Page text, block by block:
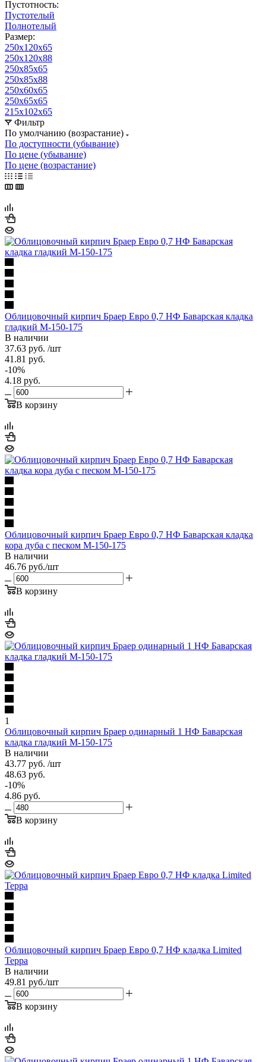
Пустотность:
Пустотелый
Полнотелый
Размер:
250х120х65
250х120х88
250х85х65
250х85х88
250х60х65
250х65х65
215х102х65
Фильтр
По умолчанию (возрастание)
По доступности (убывание)
По цене (убывание)
По цене (возрастание)
Облицовочный кирпич Браер Евро 0,7 НФ Баварская кладка
гладкий М-150-175
В наличии
37.63 руб. /шт
41.81 руб.
-10%
4.18 руб.
В корзину
Облицовочный кирпич Браер Евро 0,7 НФ Баварская кладка
кора дуба с песком М-150-175
В наличии
46.76 руб./шт
В корзину
1
Облицовочный кирпич Браер одинарный 1 НФ Баварская
кладка гладкий М-150-175
В наличии
43.77 руб. /шт
48.63 руб.
-10%
4.86 руб.
В корзину
Облицовочный кирпич Браер Евро 0,7 НФ кладка Limited
Терра
В наличии
49.81 руб./шт
В корзину